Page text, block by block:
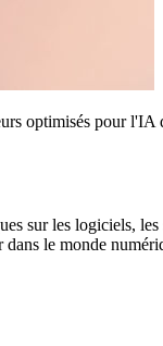
optimisés pour
sur les logiciels,
le monde